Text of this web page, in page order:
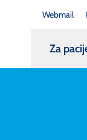
Webmail
Za